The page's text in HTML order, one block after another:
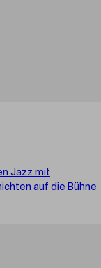
Jazz mit
auf die Bühne